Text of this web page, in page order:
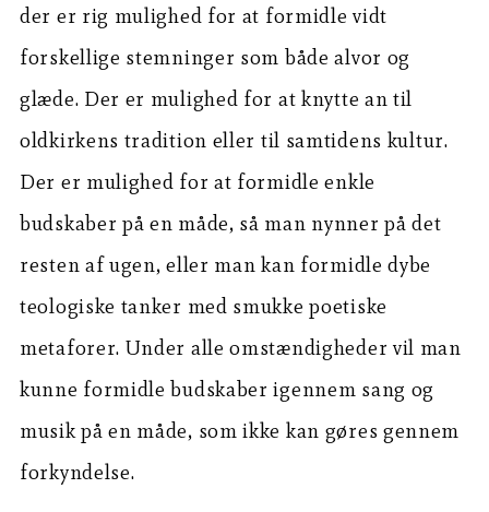
der er rig mulighed for at formidle vidt
forskellige stemninger som både alvor og
glæde. Der er mulighed for at knytte an til
oldkirkens tradition eller til samtidens kultur.
Der er mulighed for at formidle enkle
budskaber på en måde, så man nynner på det
resten af ugen, eller man kan formidle dybe
teologiske tanker med smukke poetiske
metaforer. Under alle omstændigheder vil man
kunne formidle budskaber igennem sang og
musik på en måde, som ikke kan gøres gennem
forkyndelse.